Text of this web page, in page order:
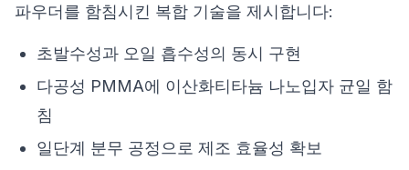
파우더를 함침시킨 복합 기술을 제시합니다:
초발수성과 오일 흡수성의 동시 구현
다공성 PMMA에 이산화티타늄 나노입자 균일 함
침
일단계 분무 공정으로 제조 효율성 확보